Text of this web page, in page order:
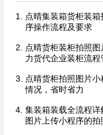
点晴集装箱货柜装
序操作流程及要求
点晴货柜装柜拍照
力货代企业装柜流程
点晴货柜拍照图片
情况，省时省力
集装箱装载全流程
图片上传小程序的